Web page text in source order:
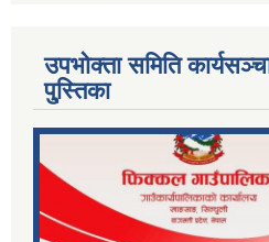
उपभोक्ता समिति
पु्स्तिका